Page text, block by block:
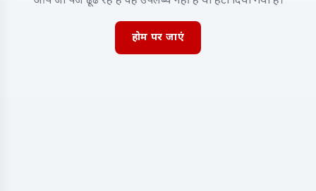
होम पर जाएं